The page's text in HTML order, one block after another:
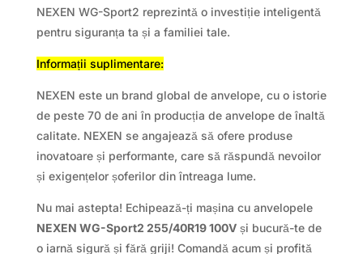
NEXEN WG-Sport2 reprezintă o investiție inteligentă
pentru siguranța ta și a familiei tale.
Informații suplimentare:
NEXEN este un brand global de anvelope, cu o istorie
de peste 70 de ani în producția de anvelope de înaltă
calitate. NEXEN se angajează să ofere produse
inovatoare și performante, care să răspundă nevoilor
și exigențelor șoferilor din întreaga lume.
Nu mai astepta! Echipează-ți mașina cu anvelopele
NEXEN WG-Sport2 255/40R19 100Vși bucură-te de
o iarnă sigură și fără griji! Comandă acum și profită